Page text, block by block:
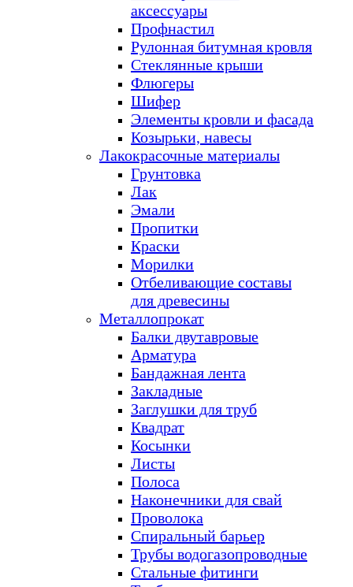
аксессуары
Профнастил
Рулонная битумная кровля
Стеклянные крыши
Флюгеры
Шифер
Элементы кровли и фасада
Козырьки, навесы
Лакокрасочные материалы
Грунтовка
Лак
Эмали
Пропитки
Краски
Морилки
Отбеливающие составы
для древесины
Металлопрокат
Балки двутавровые
Арматура
Бандажная лента
Закладные
Заглушки для труб
Квадрат
Косынки
Листы
Полоса
Наконечники для свай
Проволока
Спиральный барьер
Трубы водогазопроводные
Стальные фитинги